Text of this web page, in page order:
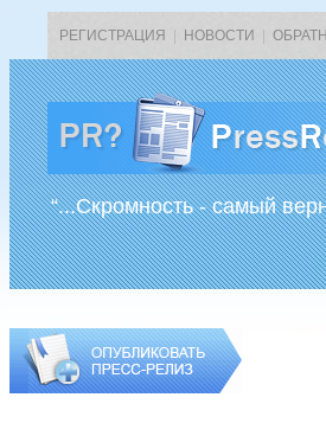
РЕГИСТРАЦИЯ НОВОСТИ
“...Скромность - самый